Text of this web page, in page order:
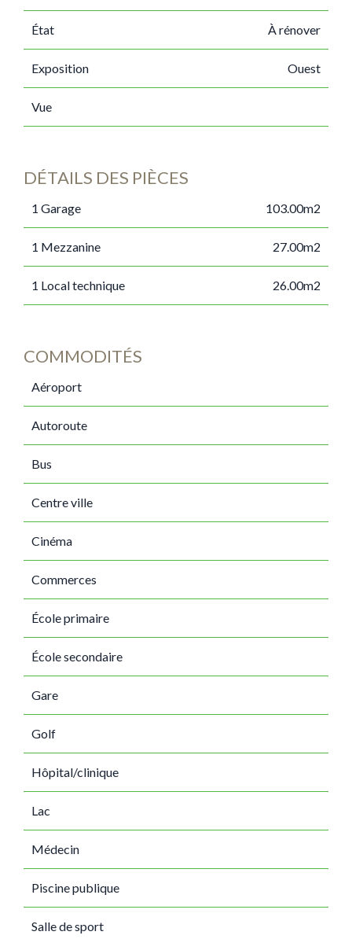
État À rénover
Exposition Ouest
Vue
DÉTAILS DES PIÈCES
1 Garage 103.00m2
1 Mezzanine 27.00m2
1 Local technique 26.00m2
COMMODITÉS
Aéroport
Autoroute
Bus
Centre ville
Cinéma
Commerces
École primaire
École secondaire
Gare
Golf
Hôpital/clinique
Lac
Médecin
Piscine publique
Salle de sport